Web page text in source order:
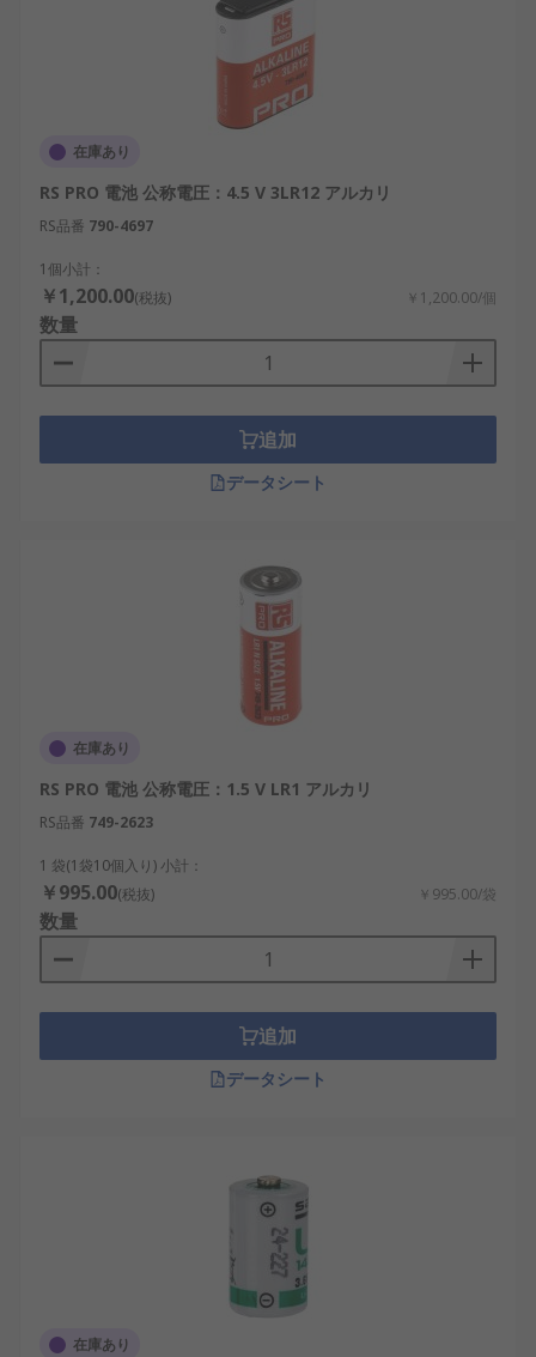
容量：装置の消費電力や動作時間に応じて、
必要なmAh（ミリアンペア時）を判断しま
端子構造：スナップ式、リード線付き、コネ
クタ端子など、接続方式が一致することが必
要です。
電池の種類：アルカリ、リチウム、NiMHな
ど、求められる性能や保管性を考慮して選び
ます。
特殊サイズ乾電池の用途
これらの乾電池は、一般的な家庭製品に加え、産
スマートロックや防犯装置：住宅の鍵管理や
工場のIoTセンサー：国内製造業では、生産ラ
インの稼働状態を監視するセンサーに超小型
電池が搭載されています。
医療機器：携帯型モニターや自己注射装置な
どで安全かつ持続的な電力供給が必要です。
自動販売機や駅のIC端末：定期的なメンテナ
ます。
の高い乾電池は、自作機器との相性が良好で
す。
特殊サイズ乾電池のメーカ
ー
多くの国際的・国内的ブランドが特殊サイズ乾電池
の製造を手掛けており、信頼性と性能の両面で実績
RS PRO：汎用性とコストパフォーマンスに優
Saft：高耐久・高信頼性を特徴とするフランス
の老舗バッテリーメーカー。
Duracell：家庭・産業用途双方に対応した広
範な電池製品を提供。
在庫あり
RS PRO 電池 公称電圧：4.5 V 3LR12 アルカリ
RS品番 790-4697
1個小計：
￥1,200.00(税抜) ￥1,200.00/個
数量
追加
データシート
在庫あり
RS PRO 電池 公称電圧：1.5 V LR1 アルカリ
RS品番 749-2623
1 袋(1袋10個入り) 小計：
￥995.00(税抜) ￥995.00/袋
数量
追加
データシート
在庫あり